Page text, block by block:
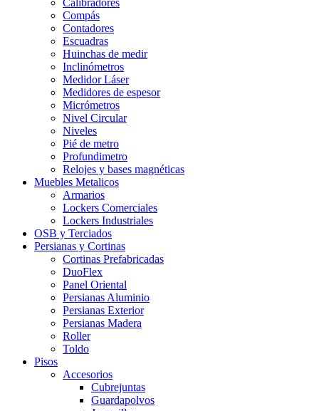
Calibradores
Compás
Contadores
Escuadras
Huinchas de medir
Inclinómetros
Medidor Láser
Medidores de espesor
Micrómetros
Nivel Circular
Niveles
Pié de metro
Profundimetro
Relojes y bases magnéticas
Muebles Metalicos
Armarios
Lockers Comerciales
Lockers Industriales
OSB y Terciados
Persianas y Cortinas
Cortinas Prefabricadas
DuoFlex
Panel Oriental
Persianas Aluminio
Persianas Exterior
Persianas Madera
Roller
Toldo
Pisos
Accesorios
Cubrejuntas
Guardapolvos